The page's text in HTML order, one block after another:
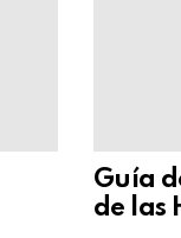
Guía
de las